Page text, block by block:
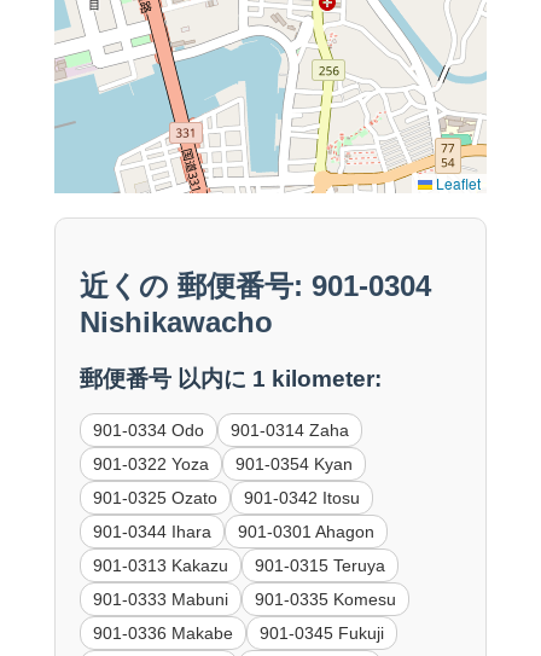
Leaflet
近くの 郵便番号: 901-0304
Nishikawacho
郵便番号 以内に 1 kilometer:
901-0334 Odo
901-0314 Zaha
901-0322 Yoza
901-0354 Kyan
901-0325 Ozato
901-0342 Itosu
901-0344 Ihara
901-0301 Ahagon
901-0313 Kakazu
901-0315 Teruya
901-0333 Mabuni
901-0335 Komesu
901-0336 Makabe
901-0345 Fukuji